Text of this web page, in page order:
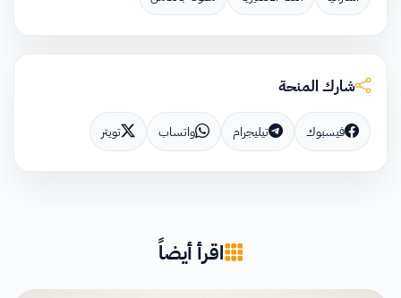
شارك المنحة
فيسبوك تيليجرام واتساب تويتر
اقرأ أيضاً